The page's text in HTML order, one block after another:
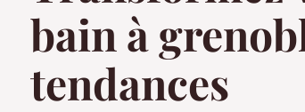
bain à
tendances